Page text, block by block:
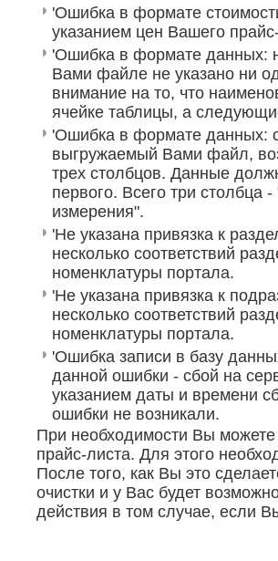
'Ошибка в формате
указанием цен Вашего
'Ошибка в формате данных:
Вами файле не указано ни
внимание на то, что
ячейке таблицы, а
'Ошибка в формате данных:
выгружаемый Вами файл,
трех столбцов. Данные
первого. Всего три столбца
измерения".
'Не указана привязка к
несколько соответствий
номенклатуры портала.
'Не указана привязка к
несколько соответствий
номенклатуры портала.
'Ошибка записи в базу
данной ошибки - сбой на
указанием даты и времени
ошибки не возникали.
При необходимости Вы можете
прайс-листа. Для этого
После того, как Вы это
очистки и у Вас будет
действия в том случае, если